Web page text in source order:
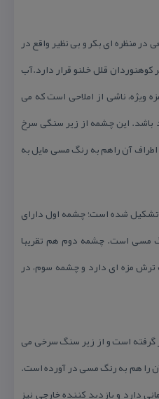
منظره ای بكر و بی نظیر واقع در
قلل خلنو قرار دارد.آب
ویژه، ناشی از املاحی است كه می
باشد. این چشمه از زیر سنگی سرخ
آن راهم به رنگ مسی مایل به
شده است؛ چشمه اول دارای
مسی است. چشمه دوم هم تقریبا
مزه ای دارد و چشمه سوم، در
۳۰۷۰ متری قرار گرفته است و از زیر سنگ سرخی می
را هم به رنگ مسی در آورده است.
دارد و بازدید كننده خارجی نیز